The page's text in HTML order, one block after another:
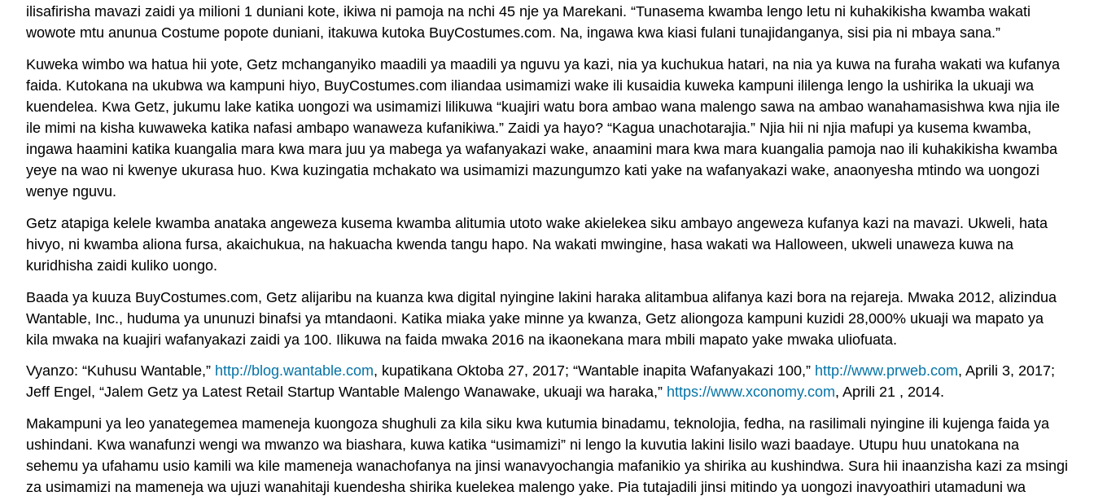
ilisafirisha mavazi zaidi ya milioni 1 duniani kote, ikiwa ni pamoja na nchi 45 nje ya Marekani. “Tunasema kwamba lengo letu ni kuhakikisha kwamba wakati
wowote mtu anunua Costume popote duniani, itakuwa kutoka BuyCostumes.com. Na, ingawa kwa kiasi fulani tunajidanganya, sisi pia ni mbaya sana.”
Kuweka wimbo wa hatua hii yote, Getz mchanganyiko maadili ya maadili ya nguvu ya kazi, nia ya kuchukua hatari, na nia ya kuwa na furaha wakati wa kufanya
faida. Kutokana na ukubwa wa kampuni hiyo, BuyCostumes.com iliandaa usimamizi wake ili kusaidia kuweka kampuni ililenga lengo la ushirika la ukuaji wa
kuendelea. Kwa Getz, jukumu lake katika uongozi wa usimamizi lilikuwa “kuajiri watu bora ambao wana malengo sawa na ambao wanahamasishwa kwa njia ile
ile mimi na kisha kuwaweka katika nafasi ambapo wanaweza kufanikiwa.” Zaidi ya hayo? “Kagua unachotarajia.” Njia hii ni njia mafupi ya kusema kwamba,
ingawa haamini katika kuangalia mara kwa mara juu ya mabega ya wafanyakazi wake, anaamini mara kwa mara kuangalia pamoja nao ili kuhakikisha kwamba
yeye na wao ni kwenye ukurasa huo. Kwa kuzingatia mchakato wa usimamizi mazungumzo kati yake na wafanyakazi wake, anaonyesha mtindo wa uongozi
wenye nguvu.
Getz atapiga kelele kwamba anataka angeweza kusema kwamba alitumia utoto wake akielekea siku ambayo angeweza kufanya kazi na mavazi. Ukweli, hata
hivyo, ni kwamba aliona fursa, akaichukua, na hakuacha kwenda tangu hapo. Na wakati mwingine, hasa wakati wa Halloween, ukweli unaweza kuwa na
kuridhisha zaidi kuliko uongo.
Baada ya kuuza BuyCostumes.com, Getz alijaribu na kuanza kwa digital nyingine lakini haraka alitambua alifanya kazi bora na rejareja. Mwaka 2012, alizindua
Wantable, Inc., huduma ya ununuzi binafsi ya mtandaoni. Katika miaka yake minne ya kwanza, Getz aliongoza kampuni kuzidi 28,000% ukuaji wa mapato ya
kila mwaka na kuajiri wafanyakazi zaidi ya 100. Ilikuwa na faida mwaka 2016 na ikaonekana mara mbili mapato yake mwaka uliofuata.
Vyanzo: “Kuhusu Wantable,” http://blog.wantable.com, kupatikana Oktoba 27, 2017; “Wantable inapita Wafanyakazi 100,” http://www.prweb.com, Aprili 3, 2017;
Jeff Engel, “Jalem Getz ya Latest Retail Startup Wantable Malengo Wanawake, ukuaji wa haraka,” https://www.xconomy.com, Aprili 21 , 2014.
Makampuni ya leo yanategemea mameneja kuongoza shughuli za kila siku kwa kutumia binadamu, teknolojia, fedha, na rasilimali nyingine ili kujenga faida ya
ushindani. Kwa wanafunzi wengi wa mwanzo wa biashara, kuwa katika “usimamizi” ni lengo la kuvutia lakini lisilo wazi baadaye. Utupu huu unatokana na
sehemu ya ufahamu usio kamili wa kile mameneja wanachofanya na jinsi wanavyochangia mafanikio ya shirika au kushindwa. Sura hii inaanzisha kazi za msingi
za usimamizi na mameneja wa ujuzi wanahitaji kuendesha shirika kuelekea malengo yake. Pia tutajadili jinsi mitindo ya uongozi inavyoathiri utamaduni wa